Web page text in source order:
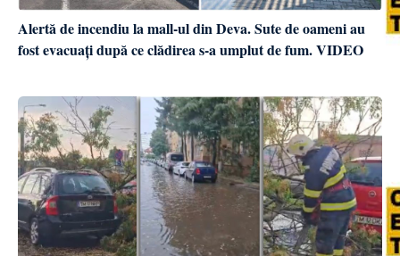
Alertă de incendiu la mall-ul din Deva. Sute de oameni au
fost evacuați după ce clădirea s-a umplut de fum. VIDEO